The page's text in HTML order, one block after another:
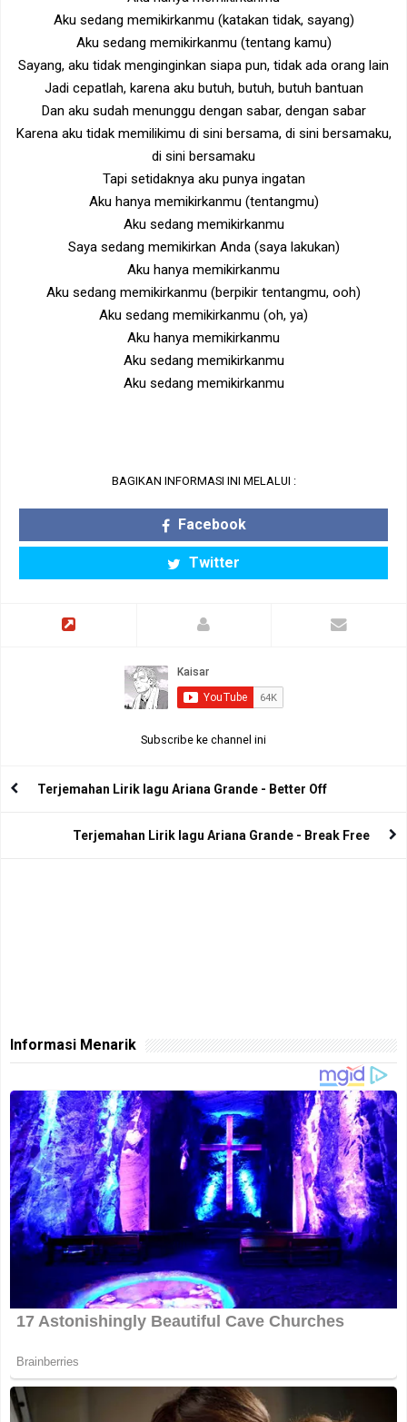
Aku sedang memikirkanmu (katakan tidak, sayang)
Aku sedang memikirkanmu (tentang kamu)
Sayang, aku tidak menginginkan siapa pun, tidak ada orang lain
Jadi cepatlah, karena aku butuh, butuh, butuh bantuan
Dan aku sudah menunggu dengan sabar, dengan sabar
Karena aku tidak memilikimu di sini bersama, di sini bersamaku,
di sini bersamaku
Tapi setidaknya aku punya ingatan
Aku hanya memikirkanmu (tentangmu)
Aku sedang memikirkanmu
Saya sedang memikirkan Anda (saya lakukan)
Aku hanya memikirkanmu
Aku sedang memikirkanmu (berpikir tentangmu, ooh)
Aku sedang memikirkanmu (oh, ya)
Aku hanya memikirkanmu
Aku sedang memikirkanmu
Aku sedang memikirkanmu
BAGIKAN INFORMASI INI MELALUI :
Facebook
Twitter
Subscribe ke channel ini
Terjemahan Lirik lagu Ariana Grande - Better Off
Terjemahan Lirik lagu Ariana Grande - Break Free
Informasi Menarik